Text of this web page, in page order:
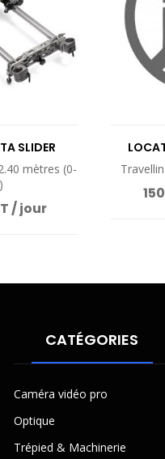
SLIDER
mètres (0-
/ jour
CATÉGORIES
Caméra vidéo pro
Optique
Trépied & Machinerie